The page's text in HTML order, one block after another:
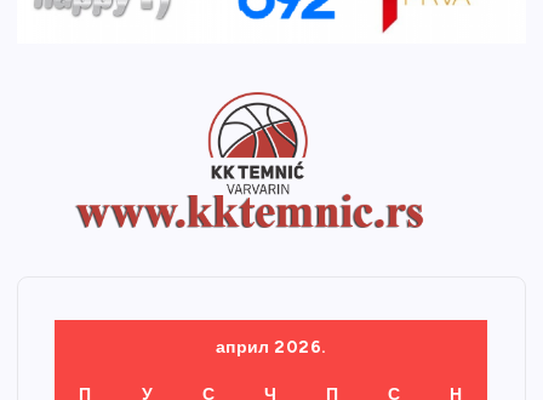
април 2026.
П У С Ч П С Н